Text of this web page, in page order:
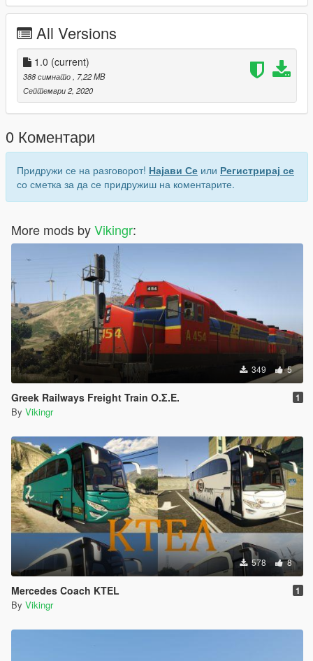
All Versions
1.0 (current)
388 симнато, 7,22 MB
Септември 2, 2020
0 Коментари
Придружи се на разговорот! Најави Се или Регистрирај се
со сметка за да се придружиш на коментарите.
More mods byVikingr:
349 5
Greek Railways Freight Train Ο.Σ.Ε. 1
By Vikingr
578 8
Mercedes Coach KTEL 1
By Vikingr